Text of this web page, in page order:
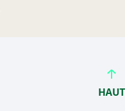
HAUT